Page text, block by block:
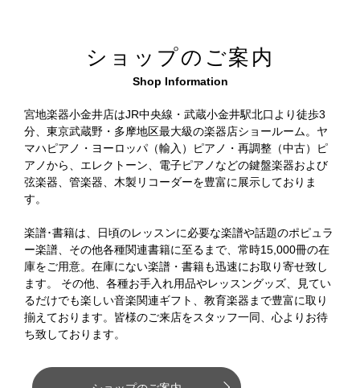
ショップのご案内
Shop Information
宮地楽器小金井店はJR中央線・武蔵小金井駅北口より徒歩3
分、東京武蔵野・多摩地区最大級の楽器店ショールーム。ヤ
マハピアノ・ヨーロッパ（輸入）ピアノ・再調整（中古）ピ
アノから、エレクトーン、電子ピアノなどの鍵盤楽器および
弦楽器、管楽器、木製リコーダーを豊富に展示しておりま
す。
楽譜･書籍は、日頃のレッスンに必要な楽譜や話題のポピュラ
ー楽譜、その他各種関連書籍に至るまで、常時15,000冊の在
庫をご用意。在庫にない楽譜・書籍も迅速にお取り寄せ致し
ます。 その他、各種お手入れ用品やレッスングッズ、見てい
るだけでも楽しい音楽関連ギフト、教育楽器まで豊富に取り
揃えております。皆様のご来店をスタッフ一同、心よりお待
ち致しております。